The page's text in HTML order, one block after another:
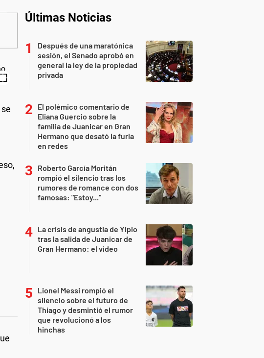
Últimas Noticias
Después de una maratónica
sesión, el Senado aprobó en
general la ley de la propiedad
privada
El polémico comentario de
Eliana Guercio sobre la
familia de Juanicar en Gran
Hermano que desató la furia
en redes
Roberto García Moritán
rompió el silencio tras los
rumores de romance con dos
famosas: "Estoy..."
La crisis de angustia de Yipio
tras la salida de Juanicar de
Gran Hermano: el video
Lionel Messi rompió el
silencio sobre el futuro de
Thiago y desmintió el rumor
que revolucionó a los
hinchas